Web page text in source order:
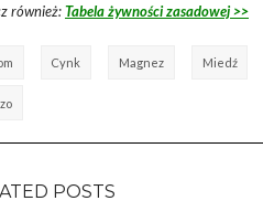
również:Tabela żywności zasadowej >>
Cynk Magnez Miedź
POSTS